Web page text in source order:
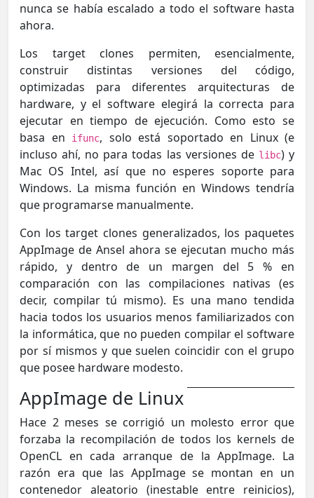
nunca se había escalado a todo el software hasta
ahora.
Los target clones permiten, esencialmente,
construir distintas versiones del código,
optimizadas para diferentes arquitecturas de
hardware, y el software elegirá la correcta para
ejecutar en tiempo de ejecución. Como esto se
basa en
ifunc, solo está soportado en Linux (e
incluso ahí, no para todas las versiones de libc) y
Mac OS Intel, así que no esperes soporte para
Windows. La misma función en Windows tendría
que programarse manualmente.
Con los target clones generalizados, los paquetes
AppImage de Ansel ahora se ejecutan mucho más
rápido, y dentro de un margen del 5 % en
comparación con las compilaciones nativas (es
decir, compilar tú mismo). Es una mano tendida
hacia todos los usuarios menos familiarizados con
la informática, que no pueden compilar el software
por sí mismos y que suelen coincidir con el grupo
que posee hardware modesto.
AppImage de Linux
Hace 2 meses se corrigió un molesto error que
forzaba la recompilación de todos los kernels de
OpenCL en cada arranque de la AppImage. La
razón era que las AppImage se montan en un
contenedor aleatorio (inestable entre reinicios),